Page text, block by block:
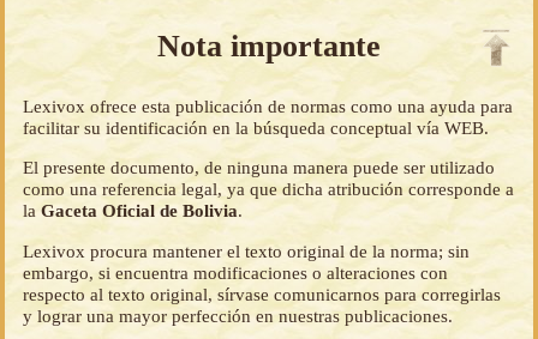
Nota importante
Lexivox ofrece esta publicación de normas como una ayuda para
facilitar su identificación en la búsqueda conceptual vía WEB.
El presente documento, de ninguna manera puede ser utilizado
como una referencia legal, ya que dicha atribución corresponde a
laGaceta Oficial de Bolivia.
Lexivox procura mantener el texto original de la norma; sin
embargo, si encuentra modificaciones o alteraciones con
respecto al texto original, sírvase comunicarnos para corregirlas
y lograr una mayor perfección en nuestras publicaciones.